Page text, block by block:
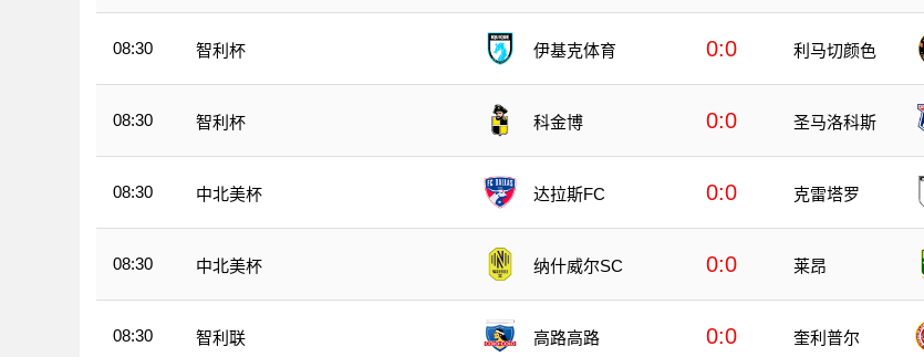
08:30 智利杯 伊基克体育 0:0 利马切颜色
08:30 智利杯 科金博 0:0 圣马洛科斯
08:30 中北美杯 达拉斯FC 0:0 克雷塔罗
08:30 中北美杯 纳什威尔SC 0:0 莱昂
08:30 智利联 高路高路 0:0 奎利普尔